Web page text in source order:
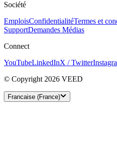
Société
EmploisConfidentialitéTermes et
SupportDemandes Médias
Connect
YouTubeLinkedInX / Twitter
© Copyright 2026 VEED
Francaise (France)